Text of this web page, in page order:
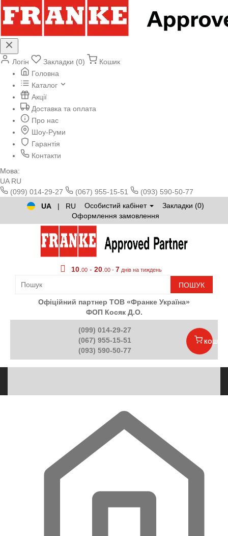
Логін Закладки (0)
Кошик
Головна
Каталог
Акції
Доставка та оплата
Про нас
Шоу-Руми
Гарантія
Контакти
Мова:
UA RU
(099) 014-29-27
(067) 955-15-51
(093) 590-50-77
UA
| RU Особистий кабінет
Закладки (0)
Оформлення замовлення
10 00 - 20 00 - 7 днів на тиждень
ПОШУК
Офіційний партнер ТОВ «Франке Україна»
ФОП Косяк Д.О.
(099) 014-29-27
(067) 955-15-51
(093) 590-50-77
КОШИК